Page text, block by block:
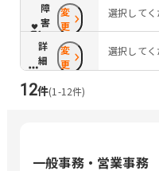
障
害
配
慮
変
更
選択してく
詳
細
条
件
変
更
選択してく
12件(1 -12件)
一般事務・営業事務